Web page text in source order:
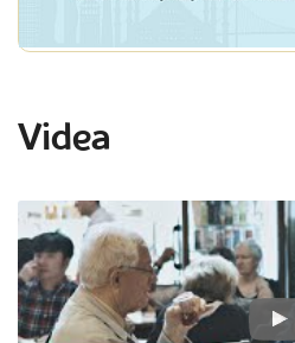
Videa